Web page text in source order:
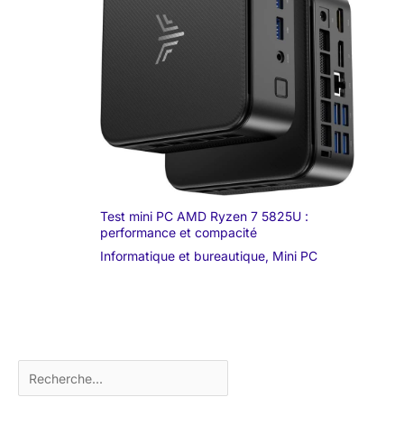
chargeur UE, etc.
permet de profiter sans
effort de livres
électroniques, de films,
d'émissions de télévision
et de musique lors de vos
voyages ou de vos
déplacements
professionnels. Nous
offrons une garantie d'un
an sur cette tablette
Android. Si vous
rencontrez des problèmes
de qualité, veuillez nous
contacter en joignant vos
Amazon et nous ferons
tout notre possible pour
garantir votre satisfaction.
Test mini PC AMD Ryzen 7 5825U :
performance et compacité
Informatique et bureautique, Mini PC